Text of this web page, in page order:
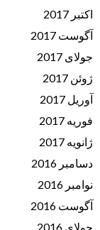
اکتبر 2017
آگوست 2017
جولای 2017
ژوئن 2017
آوریل 2017
فوریه 2017
ژانویه 2017
دسامبر 2016
نوامبر 2016
آگوست 2016
جولای 2016